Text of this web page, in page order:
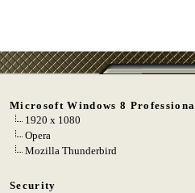
Microsoft Windows 8
1920 x 1080
Opera
Mozilla Thunderbird
Security